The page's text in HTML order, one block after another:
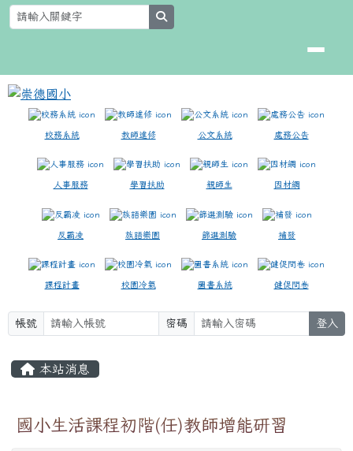
跳至主內容區
崇德國小
校務系統 教師進修 公文系統 處務公告
人事服務 學習扶助 親師生 因材網
反霸凌 族語樂園 篩選測驗 補發
課程計畫 校園冷氣 圖書系統 健促問卷
帳號 密碼 登入
本站消息
國小生活課程初階(任)教師增能研習